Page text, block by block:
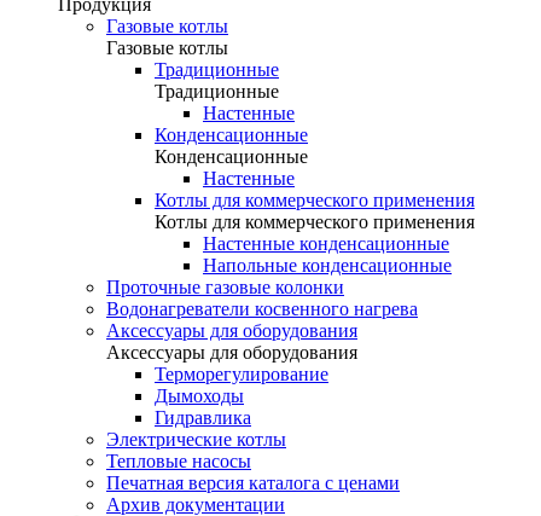
Продукция
Газовые котлы
Газовые котлы
Традиционные
Традиционные
Настенные
Конденсационные
Конденсационные
Настенные
Котлы для коммерческого применения
Котлы для коммерческого применения
Настенные конденсационные
Напольные конденсационные
Проточные газовые колонки
Водонагреватели косвенного нагрева
Аксессуары для оборудования
Аксессуары для оборудования
Терморегулирование
Дымоходы
Гидравлика
Электрические котлы
Тепловые насосы
Печатная версия каталога с ценами
Архив документации